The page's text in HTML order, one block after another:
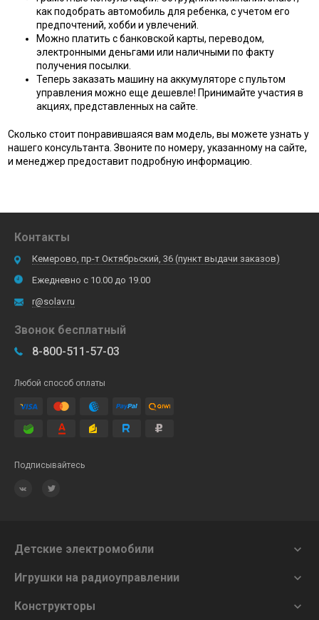
как подобрать автомобиль для ребенка, с учетом его
предпочтений, хобби и увлечений.
Можно платить с банковской карты, переводом,
электронными деньгами или наличными по факту
получения посылки.
Теперь заказать машину на аккумуляторе с пультом
управления можно еще дешевле! Принимайте участия в
акциях, представленных на сайте.
Сколько стоит понравившаяся вам модель, вы можете узнать у
нашего консультанта. Звоните по номеру, указанному на сайте,
и менеджер предоставит подробную информацию.
Контакты
Кемерово, пр-т Октябрьский, 36 (пункт выдачи заказов)
Ежедневно с 10.00 до 19.00
r@solav.ru
Звонок бесплатный
8-800-511-57-03
Любой способ оплаты
Подписывайтесь
Детские электромобили 
Игрушки на радиоуправлении 
Конструкторы 